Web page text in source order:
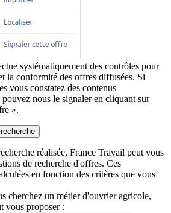
systématiquement des contrôles pour
la conformité des offres diffusées. Si
vous constatez des contenus
nous le signaler en cliquant sur
».
réalisée, France Travail peut vous
de recherche d'offres. Ces
en fonction des critères que vous
cherchez un métier d'ouvrier agricole,
vous proposer :